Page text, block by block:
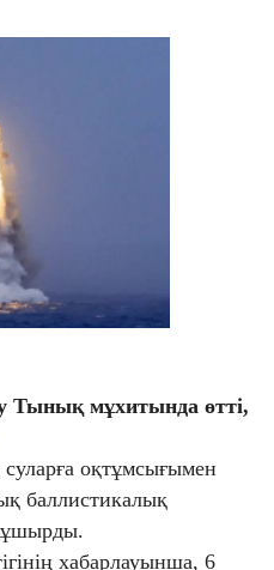
Тынық мұхитында өтті,
оқтұмсығымен
баллистикалық
ұшырды.
хабарлауынша, 6